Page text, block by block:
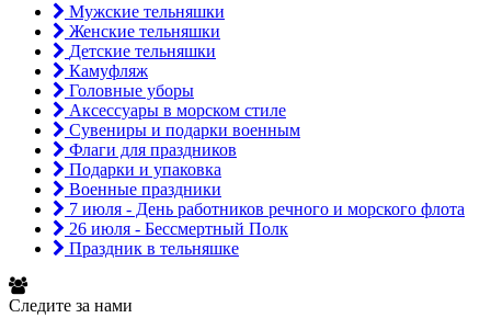
Мужские тельняшки
Женские тельняшки
Детские тельняшки
Камуфляж
Головные уборы
Аксессуары в морском стиле
Сувениры и подарки военным
Флаги для праздников
Подарки и упаковка
Военные праздники
7 июля - День работников речного и морского флота
26 июля - Бессмертный Полк
Праздник в тельняшке
Следите за нами